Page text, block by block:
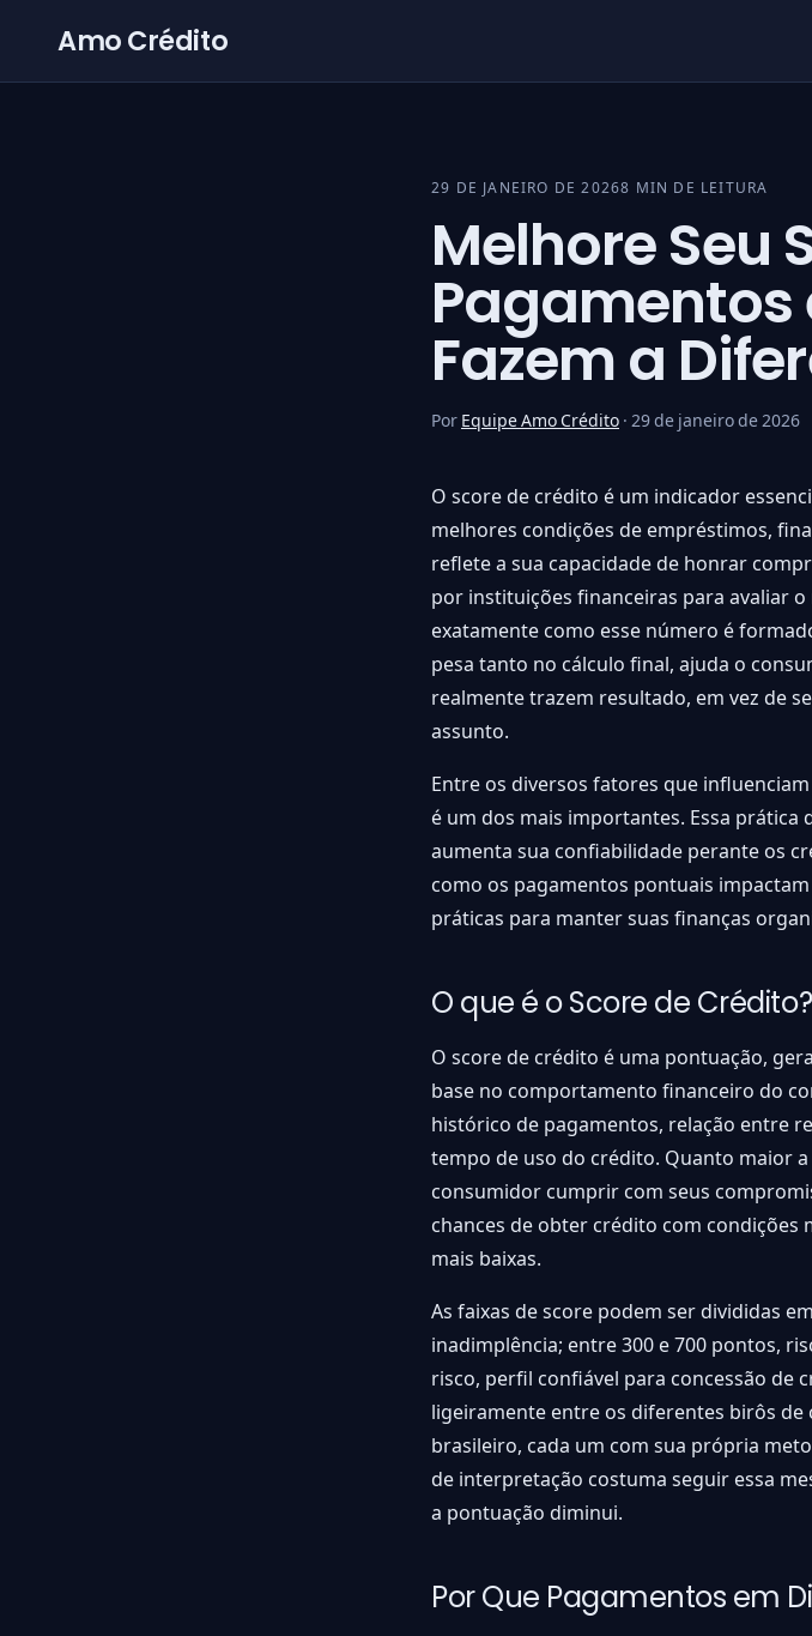
Amo Crédito
29 DE JANEIRO DE 20268 MIN DE LEITURA
Melhore Seu
Pagamentos
Fazem a
Por Equipe Amo Crédito · 29 de janeiro de 2026
O score de crédito é um indicador
melhores condições de empréstimos,
reflete a sua capacidade de honrar
por instituições financeiras para avaliar
exatamente como esse número é
pesa tanto no cálculo final, ajuda o
realmente trazem resultado, em vez de
assunto.
Entre os diversos fatores que
é um dos mais importantes. Essa
aumenta sua confiabilidade perante os
como os pagamentos pontuais
práticas para manter suas finanças
O que é o Score de Crédito?
O score de crédito é uma pontuação,
base no comportamento financeiro do
histórico de pagamentos, relação entre
tempo de uso do crédito. Quanto maior
consumidor cumprir com seus
chances de obter crédito com condições
mais baixas.
As faixas de score podem ser divididas
inadimplência; entre 300 e 700 pontos,
risco, perfil confiável para concessão de
ligeiramente entre os diferentes birôs
brasileiro, cada um com sua própria
de interpretação costuma seguir essa
a pontuação diminui.
Por Que Pagamentos em